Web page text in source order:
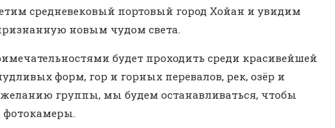
средневековый портовый город Хойан и увидим
новым чудом света.
будет проходить среди красивейшей
форм, гор и горных перевалов, рек, озёр и
группы, мы будем останавливаться, чтобы
фотокамеры.